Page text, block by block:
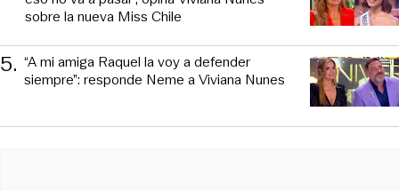
sobre la nueva Miss Chile
5. “A mi amiga Raquel la voy a defender
siempre”: responde Neme a Viviana Nunes